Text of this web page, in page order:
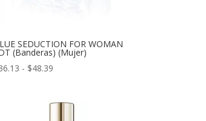
SEDUCTION FOR WOMAN
(Banderas) (Mujer)
- $48.39Rango